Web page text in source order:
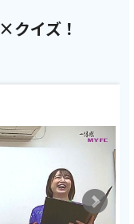
クイズ！